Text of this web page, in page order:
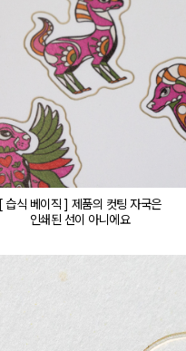
[ 습식 베이직 ] 제품의 컷팅 자국은
인쇄된 선이 아니에요